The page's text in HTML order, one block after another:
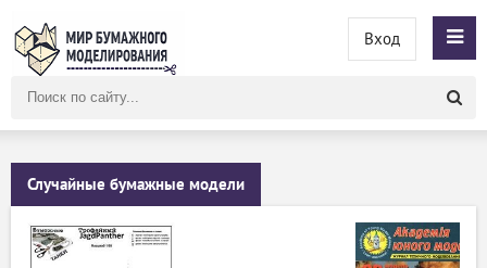
сайту
Вход
Случайные бумажные модели